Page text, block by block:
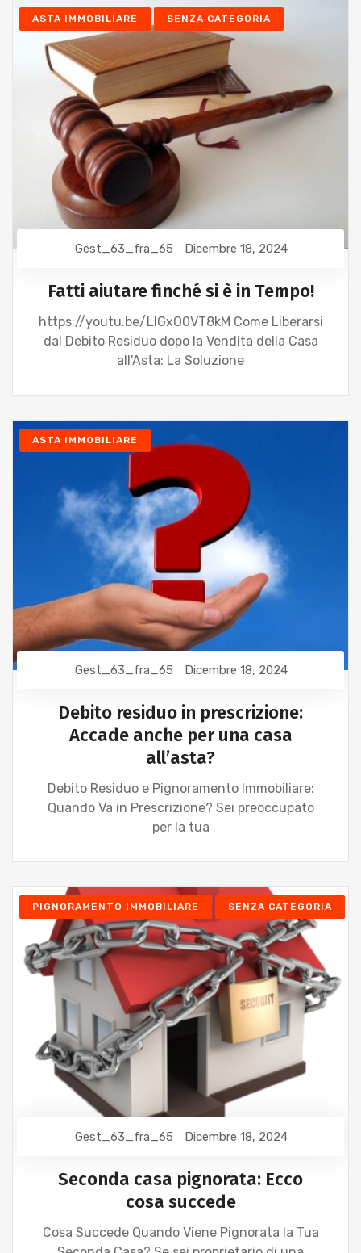
ASTA IMMOBILIARE SENZA CATEGORIA
Gest_63_fra_65 Dicembre 18, 2024
Fatti aiutare finché si è in Tempo!
https://youtu.be/LlGxO0VT8kM Come Liberarsi
dal Debito Residuo dopo la Vendita della Casa
all'Asta: La Soluzione
ASTA IMMOBILIARE
Gest_63_fra_65 Dicembre 18, 2024
Debito residuo in prescrizione:
Accade anche per una casa
all’asta?
Debito Residuo e Pignoramento Immobiliare:
Quando Va in Prescrizione? Sei preoccupato
per la tua
PIGNORAMENTO IMMOBILIARE SENZA CATEGORIA
Gest_63_fra_65 Dicembre 18, 2024
Seconda casa pignorata: Ecco
cosa succede
Cosa Succede Quando Viene Pignorata la Tua